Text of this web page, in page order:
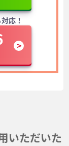
応！
いただいた